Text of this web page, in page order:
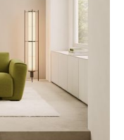
karakteristiek pand
is er nog New
de stad in een
realiseer je je
York werkelijk is, en
de andere kant
lichtjes hing onze
geïnspireerd
thuis in de stad die